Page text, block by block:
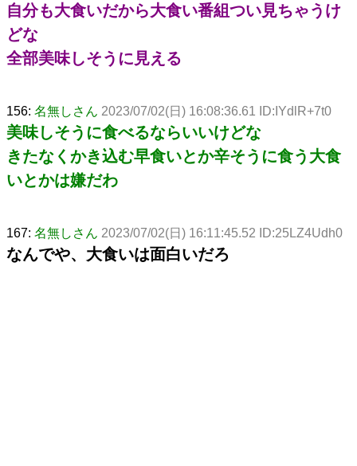
自分も大食いだから大食い番組つい見ちゃうけ
どな
全部美味しそうに見える
156: 名無しさん 2023/07/02(日) 16:08:36.61 ID:IYdlR+7t0
美味しそうに食べるならいいけどな
きたなくかき込む早食いとか辛そうに食う大食
いとかは嫌だわ
167: 名無しさん 2023/07/02(日) 16:11:45.52 ID:25LZ4Udh0
なんでや、大食いは面白いだろ